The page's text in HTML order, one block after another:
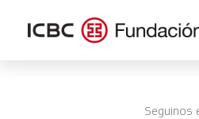
Seguinos